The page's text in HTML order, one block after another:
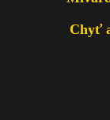
Chyť